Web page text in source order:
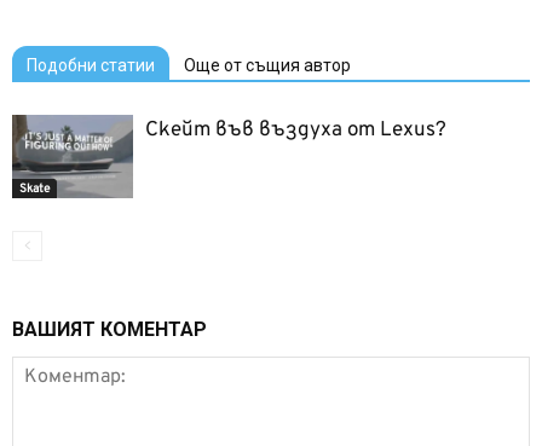
Подобни статии Още от същия автор
Skate
Скейт във въздуха от Lexus?
ВАШИЯТ КОМЕНТАР